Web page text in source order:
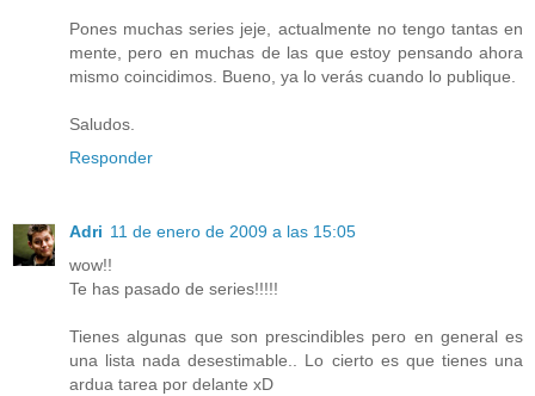
Pones muchas series jeje, actualmente no tengo tantas en
mente, pero en muchas de las que estoy pensando ahora
mismo coincidimos. Bueno, ya lo verás cuando lo publique.
Saludos.
Responder
Adri 11 de enero de 2009 a las 15:05
wow!!
Te has pasado de series!!!!!
Tienes algunas que son prescindibles pero en general es
una lista nada desestimable.. Lo cierto es que tienes una
ardua tarea por delante xD